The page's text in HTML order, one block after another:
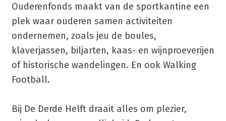
Ouderenfonds maakt van de sportkantine een
plek waar ouderen samen activiteiten
ondernemen, zoals jeu de boules,
klaverjassen, biljarten, kaas- en wijnproeverijen
of historische wandelingen. En ook Walking
Football.
Bij De Derde Helft draait alles om plezier,